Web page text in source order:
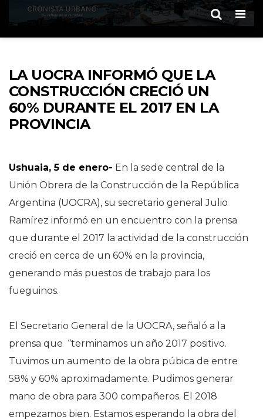
LA UOCRA INFORMÓ QUE LA
CONSTRUCCIÓN CRECIÓ UN
60% DURANTE EL 2017 EN LA
PROVINCIA
Ushuaia, 5 de enero- En la sede central de la
Unión Obrera de la Construcción de la República
Argentina (UOCRA), su secretario general Julio
Ramírez informó en un encuentro con la prensa
que durante el 2017 la actividad de la construcción
creció en cerca de un 60% en la provincia,
generando más puestos de trabajo para los
fueguinos.
El Secretario General de la UOCRA, señaló a la
prensa que “terminamos un año 2017 positivo.
Tuvimos un aumento de la obra púbica de entre
58% y 60% aproximadamente. Pudimos generar
mano de obra para 300 compañeros. El 2018
empezamos bien. Estamos esperando la obra del